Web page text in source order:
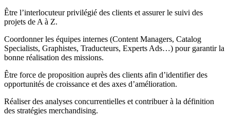
Être l’interlocuteur privilégié des clients et assurer le suivi des
projets de A à Z.
Coordonner les équipes internes (Content Managers, Catalog
Specialists, Graphistes, Traducteurs, Experts Ads…) pour garantir la
bonne réalisation des missions.
Être force de proposition auprès des clients afin d’identifier des
opportunités de croissance et des axes d’amélioration.
Réaliser des analyses concurrentielles et contribuer à la définition
des stratégies merchandising.